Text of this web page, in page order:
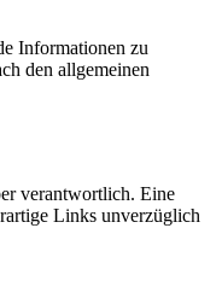
Informationen zu
den allgemeinen
verantwortlich. Eine
Links unverzüglich